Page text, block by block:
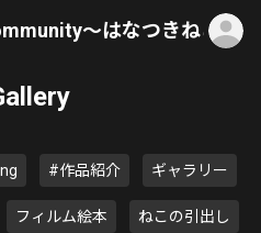
〜はなつきねこ〜
#作品紹介 ギャラリー
フィルム絵本 ねこの引出し